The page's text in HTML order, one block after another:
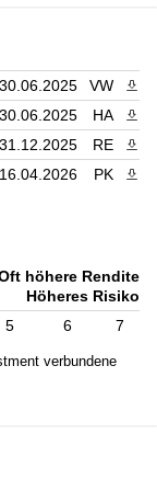
30.06.2025 VW
30.06.2025 HA
31.12.2025 RE
16.04.2026 PK
höhere Rendite
Höheres Risiko
5 6 7
verbundene